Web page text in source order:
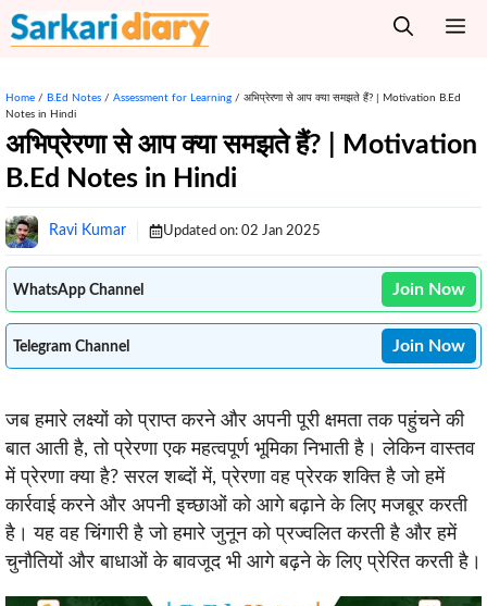
Skip
to
Home / B.Ed Notes / Assessment for Learning / अभिप्रेरणा से आप क्या समझते हैं? | Motivation B.Ed
Notes in Hindi
अभिप्रेरणा से आप क्या समझते हैं? | Motivation
B.Ed Notes in Hindi
Ravi Kumar Updated on: 02 Jan 2025
WhatsApp Channel Join Now
Telegram Channel Join Now
जब हमारे लक्ष्यों को प्राप्त करने और अपनी पूरी क्षमता तक पहुंचने की
बात आती है, तो प्रेरणा एक महत्वपूर्ण भूमिका निभाती है। लेकिन वास्तव
में प्रेरणा क्या है? सरल शब्दों में, प्रेरणा वह प्रेरक शक्ति है जो हमें
कार्रवाई करने और अपनी इच्छाओं को आगे बढ़ाने के लिए मजबूर करती
है। यह वह चिंगारी है जो हमारे जुनून को प्रज्वलित करती है और हमें
चुनौतियों और बाधाओं के बावजूद भी आगे बढ़ने के लिए प्रेरित करती है।